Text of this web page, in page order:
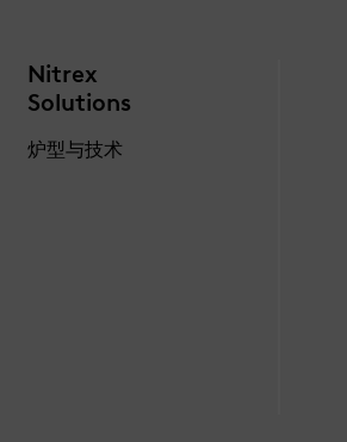
Nitrex
Solutions
炉型与技术